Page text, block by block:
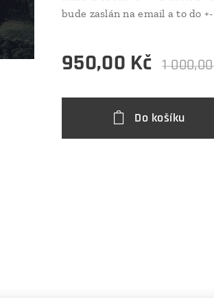
bude zaslán na email a to do
950,00 Kč 1 000,00
Do košíku